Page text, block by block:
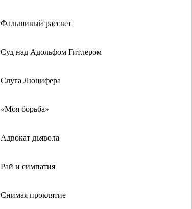
Фальшивый рассвет
Суд над Адольфом Гитлером
Слуга Люцифера
«Моя борьба»
Адвокат дьявола
Рай и симпатия
Снимая проклятие